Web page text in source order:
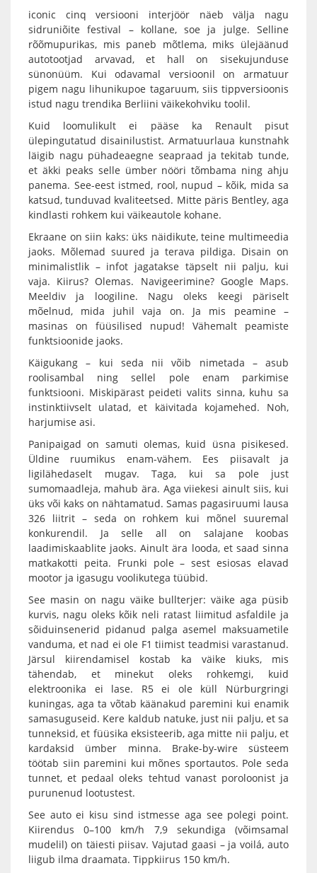
iconic cinq versiooni interjöör näeb välja nagu
sidruniõite festival – kollane, soe ja julge. Selline
rõõmupurikas, mis paneb mõtlema, miks ülejäänud
autotootjad arvavad, et hall on sisekujunduse
sünonüüm. Kui odavamal versioonil on armatuur
pigem nagu lihunikupoe tagaruum, siis tippversioonis
istud nagu trendika Berliini väikekohviku toolil.
Kuid loomulikult ei pääse ka Renault pisut
ülepingutatud disainilustist. Armatuurlaua kunstnahk
läigib nagu pühadeaegne seapraad ja tekitab tunde,
et äkki peaks selle ümber nööri tõmbama ning ahju
panema. See-eest istmed, rool, nupud – kõik, mida sa
katsud, tunduvad kvaliteetsed. Mitte päris Bentley, aga
kindlasti rohkem kui väikeautole kohane.
Ekraane on siin kaks: üks näidikute, teine multimeedia
jaoks. Mõlemad suured ja terava pildiga. Disain on
minimalistlik – infot jagatakse täpselt nii palju, kui
vaja. Kiirus? Olemas. Navigeerimine? Google Maps.
Meeldiv ja loogiline. Nagu oleks keegi päriselt
mõelnud, mida juhil vaja on. Ja mis peamine –
masinas on füüsilised nupud! Vähemalt peamiste
funktsioonide jaoks.
Käigukang – kui seda nii võib nimetada – asub
roolisambal ning sellel pole enam parkimise
funktsiooni. Miskipärast peideti valits sinna, kuhu sa
instinktiivselt ulatad, et käivitada kojamehed. Noh,
harjumise asi.
Panipaigad on samuti olemas, kuid üsna pisikesed.
Üldine ruumikus enam-vähem. Ees piisavalt ja
ligilähedaselt mugav. Taga, kui sa pole just
sumomaadleja, mahub ära. Aga viiekesi ainult siis, kui
üks või kaks on nähtamatud. Samas pagasiruumi lausa
326 liitrit – seda on rohkem kui mõnel suuremal
konkurendil. Ja selle all on salajane koobas
laadimiskaablite jaoks. Ainult ära looda, et saad sinna
matkakotti peita. Frunki pole – sest esiosas elavad
mootor ja igasugu voolikutega tüübid.
See masin on nagu väike bullterjer: väike aga püsib
kurvis, nagu oleks kõik neli ratast liimitud asfaldile ja
sõiduinsenerid pidanud palga asemel maksuametile
vanduma, et nad ei ole F1 tiimist teadmisi varastanud.
Järsul kiirendamisel kostab ka väike kiuks, mis
tähendab, et minekut oleks rohkemgi, kuid
elektroonika ei lase. R5 ei ole küll Nürburgringi
kuningas, aga ta võtab käänakud paremini kui enamik
samasuguseid. Kere kaldub natuke, just nii palju, et sa
tunneksid, et füüsika eksisteerib, aga mitte nii palju, et
kardaksid ümber minna. Brake-by-wire süsteem
töötab siin paremini kui mõnes sportautos. Pole seda
tunnet, et pedaal oleks tehtud vanast poroloonist ja
purunenud lootustest.
See auto ei kisu sind istmesse aga see polegi point.
Kiirendus 0–100 km/h 7,9 sekundiga (võimsamal
mudelil) on täiesti piisav. Vajutad gaasi – ja voilá, auto
liigub ilma draamata. Tippkiirus 150 km/h.